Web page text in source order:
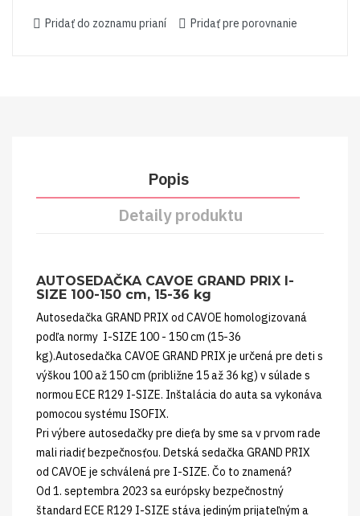
Pridať do zoznamu prianí Pridať pre porovnanie
Popis
Detaily produktu
AUTOSEDAČKA CAVOE GRAND PRIX I-
SIZE 100-150 cm, 15-36 kg
Autosedačka GRAND PRIX od CAVOE homologizovaná
podľa normy I-SIZE 100 - 150 cm (15-36
kg).Autosedačka CAVOE GRAND PRIX je určená pre deti s
výškou 100 až 150 cm (približne 15 až 36 kg) v súlade s
normou ECE R129 I-SIZE. Inštalácia do auta sa vykonáva
pomocou systému ISOFIX.
Pri výbere autosedačky pre dieťa by sme sa v prvom rade
mali riadiť bezpečnosťou. Detská sedačka GRAND PRIX
od CAVOE je schválená pre I-SIZE. Čo to znamená?
Od 1. septembra 2023 sa európsky bezpečnostný
štandard ECE R129 I-SIZE stáva jediným prijateľným a